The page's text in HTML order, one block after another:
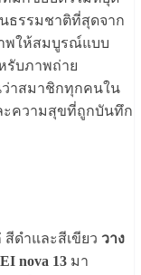
ธรรมชาติที่สุดจาก
พให้สมบูรณ์แบบ
รับภาพถ่าย
ว่าสมาชิกทุกคนใน
ะความสุขที่ถูกบันทึก
ดำและสีเขียว วาง
nova 13 มา